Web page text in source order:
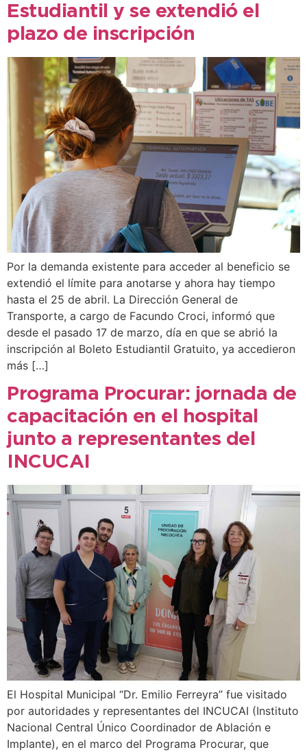
Estudiantil y se extendió el
plazo de inscripción
Por la demanda existente para acceder al beneficio se
extendió el límite para anotarse y ahora hay tiempo
hasta el 25 de abril. La Dirección General de
Transporte, a cargo de Facundo Croci, informó que
desde el pasado 17 de marzo, día en que se abrió la
inscripción al Boleto Estudiantil Gratuito, ya accedieron
más […]
Programa Procurar: jornada de
capacitación en el hospital
junto a representantes del
INCUCAI
El Hospital Municipal “Dr. Emilio Ferreyra” fue visitado
por autoridades y representantes del INCUCAI (Instituto
Nacional Central Único Coordinador de Ablación e
Implante), en el marco del Programa Procurar, que